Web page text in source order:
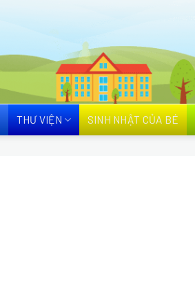
THƯ VIỆN SINH NHẬT CỦA BÉ